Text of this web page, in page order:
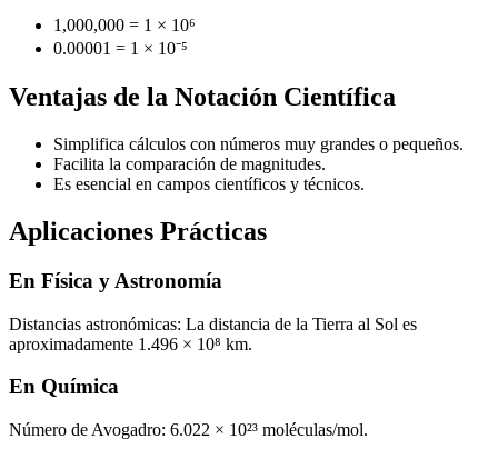
1,000,000 = 1 × 10⁶
0.00001 = 1 × 10⁻⁵
Ventajas de la Notación Científica
Simplifica cálculos con números muy grandes o pequeños.
Facilita la comparación de magnitudes.
Es esencial en campos científicos y técnicos.
Aplicaciones Prácticas
En Física y Astronomía
Distancias astronómicas: La distancia de la Tierra al Sol es
aproximadamente 1.496 × 10⁸ km.
En Química
Número de Avogadro: 6.022 × 10²³ moléculas/mol.